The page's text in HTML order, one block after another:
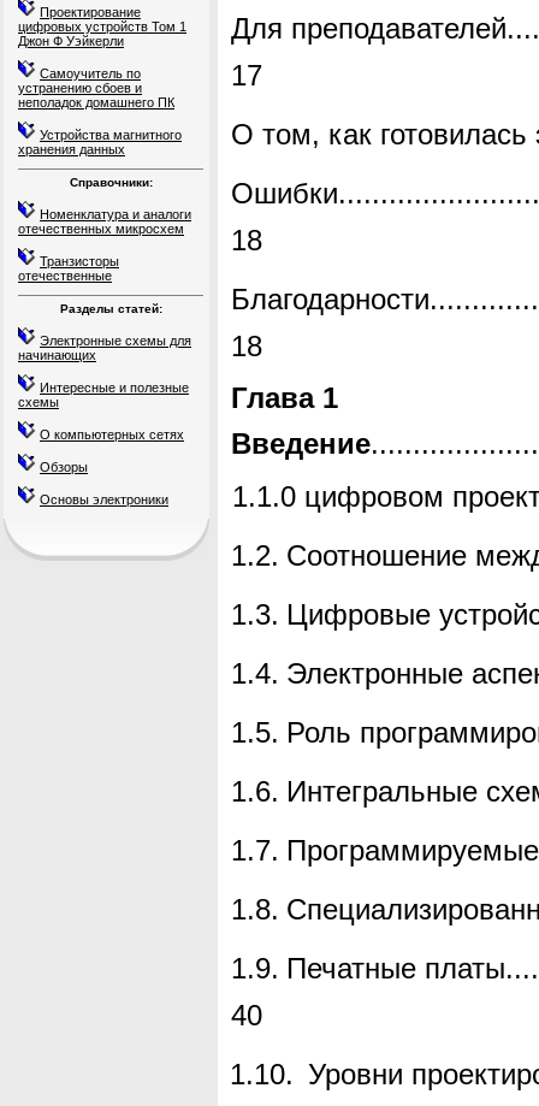
Проектирование
цифровых устройств Том 1
Джон Ф Уэйкерли
Самоучитель по
устранению сбоев и
неполадок домашнего ПК
Устройства магнитного
хранения данных
Справочники:
Номенклатура и аналоги
отечественных микросхем
Транзисторы
отечественные
Разделы статей:
Электронные схемы для
начинающих
Интересные и полезные
схемы
О компьютерных сетях
Обзоры
Основы электроники
Для преподавателей
17
О том, как готовилась
Ошибки
18
Благодарности
18
Глава 1
Введение
1.1.0 цифровом
1.2. Соотношение
1.3. Цифровые
1.4. Электронные
1.5. Роль
1.6. Интегральные
1.7. Программируемые
1.8.
1.9. Печатные платы
40
1.10. Уровни